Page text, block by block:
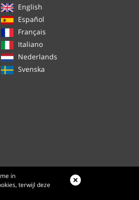
English
Español
Français
Italiano
Nederlands
Svenska
in
terwijl deze